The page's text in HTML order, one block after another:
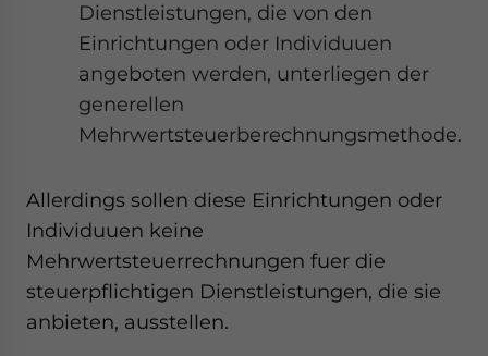
Dienstleistungen, die von den
Einrichtungen oder Individuuen
angeboten werden, unterliegen der
generellen
Mehrwertsteuerberechnungsmethode.
Allerdings sollen diese Einrichtungen oder
Individuuen keine
Mehrwertsteuerrechnungen fuer die
steuerpflichtigen Dienstleistungen, die sie
anbieten, ausstellen.